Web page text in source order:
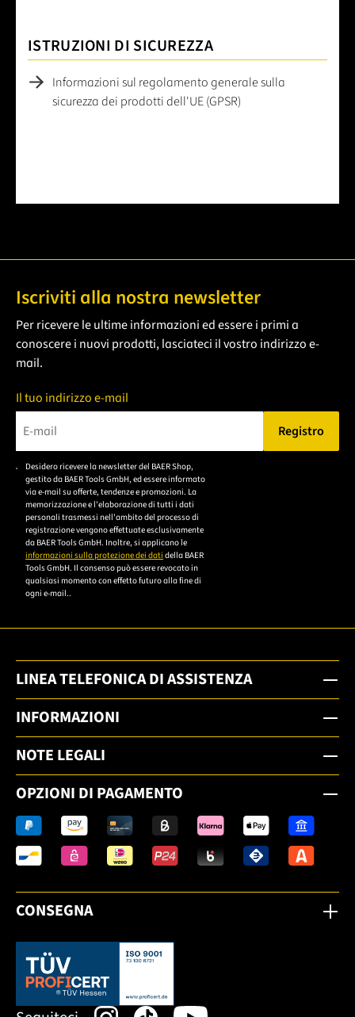
ISTRUZIONI DI SICUREZZA
Informazioni sul regolamento generale sulla
sicurezza dei prodotti dell'UE (GPSR)
Iscriviti alla nostra newsletter
Per ricevere le ultime informazioni ed essere i primi a
conoscere i nuovi prodotti, lasciateci il vostro indirizzo e-
mail.
Il tuo indirizzo e-mail
Bitte geben Sie eine gültige E-Mail-Adresse ein.
Registro
Desidero ricevere la newsletter del BAER Shop,
gestito da BAER Tools GmbH, ed essere informato
via e-mail su offerte, tendenze e promozioni. La
memorizzazione e l'elaborazione di tutti i dati
personali trasmessi nell'ambito del processo di
registrazione vengono effettuate esclusivamente
da BAER Tools GmbH. Inoltre, si applicano le
informazioni sulla protezione dei dati della BAER
Tools GmbH. Il consenso può essere revocato in
qualsiasi momento con effetto futuro alla fine di
ogni e-mail..
LINEA TELEFONICA DI ASSISTENZA
INFORMAZIONI
NOTE LEGALI
OPZIONI DI PAGAMENTO
CONSEGNA
Dieser Link öffnet sich in einem neuen Tab.